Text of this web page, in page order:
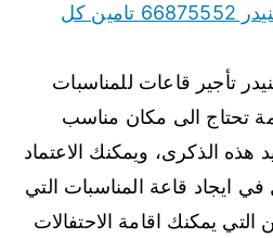
تأجير قاعات للمناسبات بنيدر 66875552 تامين كل
تأجير قاعات للمناسبات
تحتاج الى مكان مناسب
هذه الذكرى، ويمكنك الاعتماد
ايجاد قاعة المناسبات التي
التي يمكنك اقامة الاحتفالات